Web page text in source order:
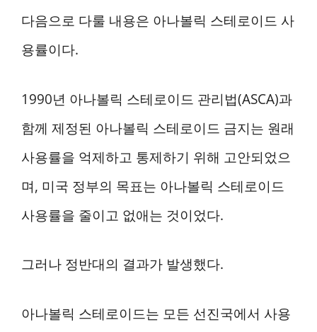
다음으로 다룰 내용은 아나볼릭 스테로이드 사
용률이다.
1990년 아나볼릭 스테로이드 관리법(ASCA)과
함께 제정된 아나볼릭 스테로이드 금지는 원래
사용률을 억제하고 통제하기 위해 고안되었으
며, 미국 정부의 목표는 아나볼릭 스테로이드
사용률을 줄이고 없애는 것이었다.
그러나 정반대의 결과가 발생했다.
아나볼릭 스테로이드는 모든 선진국에서 사용